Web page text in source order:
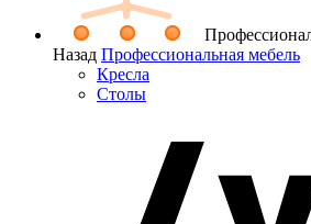
Назад Профессиональная мебель
Кресла
Столы